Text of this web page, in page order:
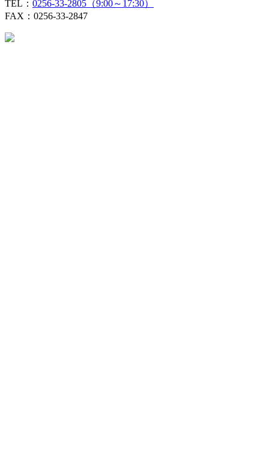
TEL： 0256-33-2805（9:00～17:30）
FAX：0256-33-2847